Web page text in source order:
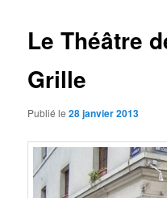
Le Théâtre
Grille
Publié le28 janvier 2013